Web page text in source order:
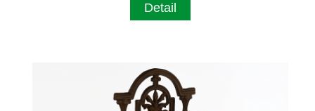
Detail